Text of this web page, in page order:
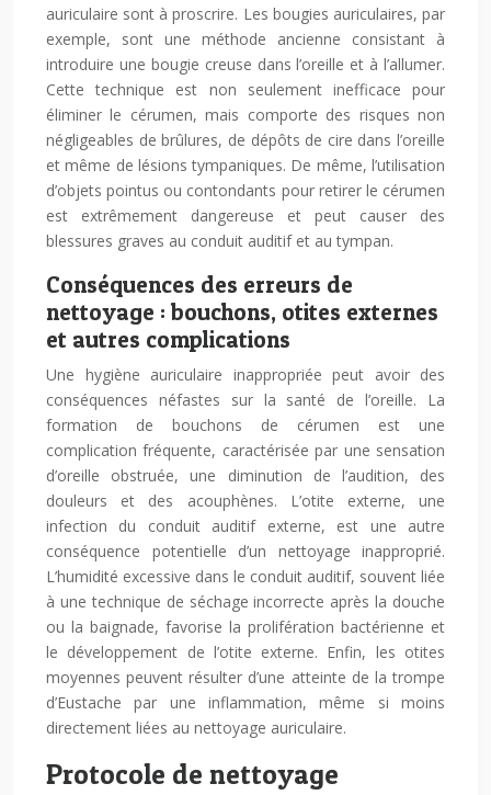
auriculaire sont à proscrire. Les bougies auriculaires, par
exemple, sont une méthode ancienne consistant à
introduire une bougie creuse dans l’oreille et à l’allumer.
Cette technique est non seulement inefficace pour
éliminer le cérumen, mais comporte des risques non
négligeables de brûlures, de dépôts de cire dans l’oreille
et même de lésions tympaniques. De même, l’utilisation
d’objets pointus ou contondants pour retirer le cérumen
est extrêmement dangereuse et peut causer des
blessures graves au conduit auditif et au tympan.
Conséquences des erreurs de
nettoyage : bouchons, otites externes
et autres complications
Une hygiène auriculaire inappropriée peut avoir des
conséquences néfastes sur la santé de l’oreille. La
formation de bouchons de cérumen est une
complication fréquente, caractérisée par une sensation
d’oreille obstruée, une diminution de l’audition, des
douleurs et des acouphènes. L’otite externe, une
infection du conduit auditif externe, est une autre
conséquence potentielle d’un nettoyage inapproprié.
L’humidité excessive dans le conduit auditif, souvent liée
à une technique de séchage incorrecte après la douche
ou la baignade, favorise la prolifération bactérienne et
le développement de l’otite externe. Enfin, les otites
moyennes peuvent résulter d’une atteinte de la trompe
d’Eustache par une inflammation, même si moins
directement liées au nettoyage auriculaire.
Protocole de nettoyage